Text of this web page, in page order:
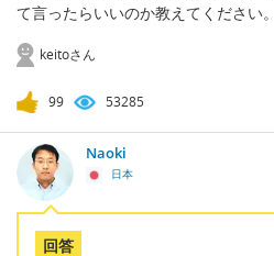
て言ったらいいのか教えてください。
keitoさん
99 53285
Naoki
日本
回答